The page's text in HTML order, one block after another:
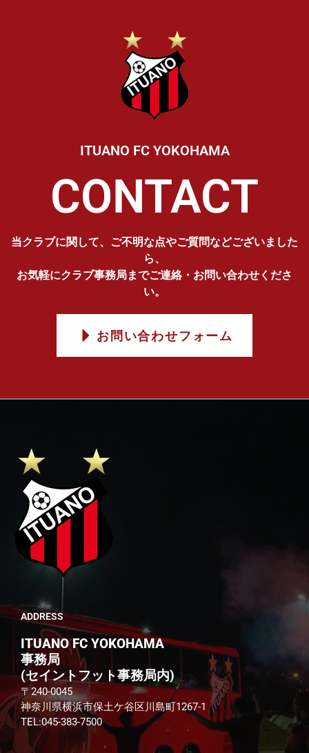
ITUANO FC YOKOHAMA
CONTACT
当クラブに関して、ご不明な点やご質問などございました
ら、
お気軽にクラブ事務局までご連絡・お問い合わせくださ
い。
お問い合わせフォーム
ADDRESS
ITUANO FC YOKOHAMA
事務局
(セイントフット事務局内)
〒240-0045
神奈川県横浜市保土ケ谷区川島町1267-1
TEL:045-383-7500